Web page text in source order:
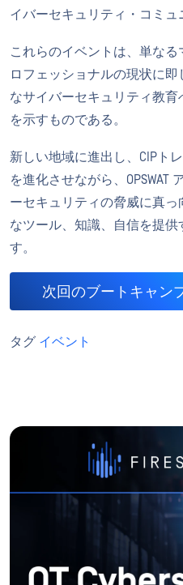
イバーセキュリティ・コミュ
これらのイベントは、単な
ロフェッショナルの現状に
なサイバーセキュリティ教
を示すものである。
新しい地域に進出し、CIPト
を進化させながら、OPSWAT
ーセキュリティの脅威に真
なツール、知識、自信を提
す。
次回のブートキャン
タグ イベント